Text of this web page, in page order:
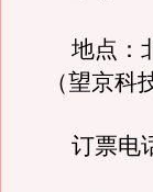
地点：
（望京科
订票电